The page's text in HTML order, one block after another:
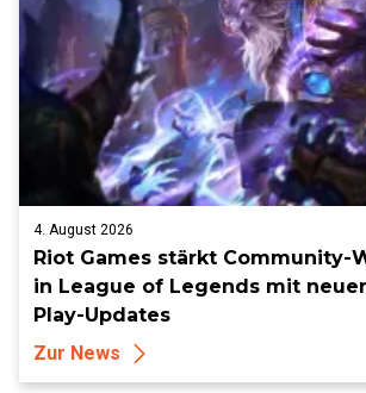
4. August 2026
Riot Games stärkt Community-
in League of Legends mit
Play-Updates
Zur News